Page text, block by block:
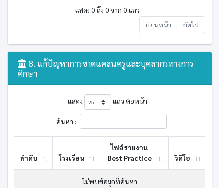
แสดง 0 ถึง 0 จาก 0 แถว
ก่อนหน้า
ถัดไป
8. แก้ปัญหาการขาดแคลนครูและบุคลากรทางการ
ศึกษา
แสดง แถว ต่อหน้า
ค้นหา :
ลำดับ โรงเรียน
ไฟล์รายงาน
Best ​Practice
วิดีโอ
ไม่พบข้อมูลที่ค้นหา